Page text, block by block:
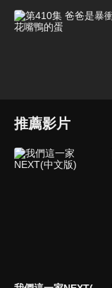
推薦影片